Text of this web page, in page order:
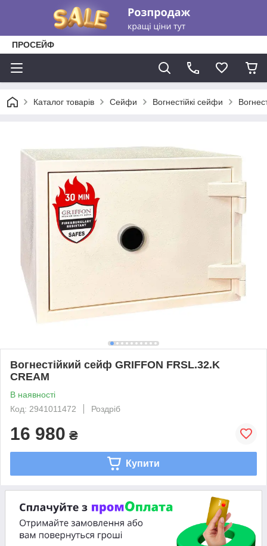
ПРОСЕЙФ
Каталог товарів Сейфи Вогнестійкі сейфи
Вогнестійкий сейф GRIFFON FRSL.32.K
CREAM
В наявності
Код: 2941011472
Роздріб
16 980 ₴
Купити